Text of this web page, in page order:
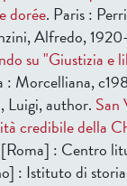
dorée. Paris :
Alfredo,
su "Giustizia e
: Morcelliana,
Luigi, author. San
credibile della
: Centro
: Istituto di